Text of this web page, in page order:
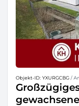
Objekt-ID: YXURGCBG /